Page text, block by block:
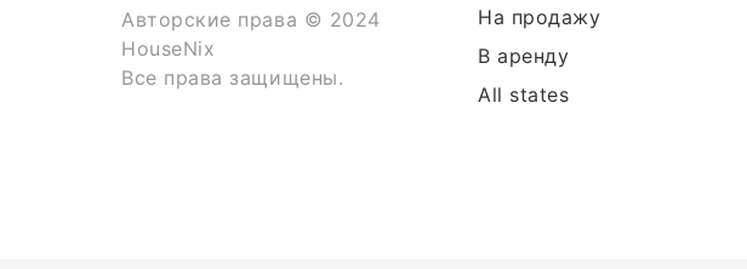
Авторские права © 2024
HouseNix
Все права защищены.
На продажу
В аренду
All states